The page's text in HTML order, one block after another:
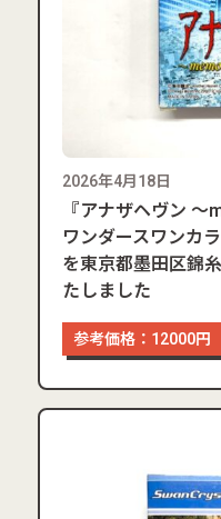
2026年4月18日
『アナザヘヴン
ワンダースワンカ
を東京都墨田区錦
たしました
参考価格：12000円